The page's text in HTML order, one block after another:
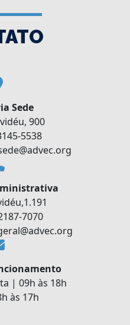
Sede
900
5538
7070
| 09h às 18h
às 17h